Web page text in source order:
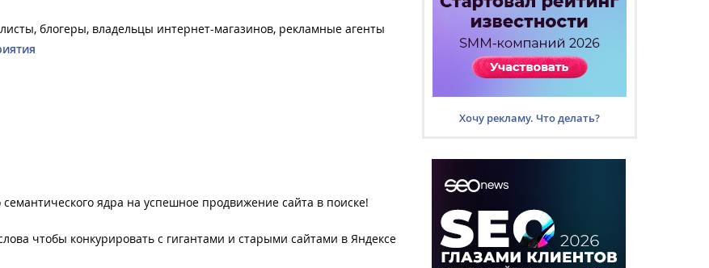
блогеры, владельцы интернет-магазинов, рекламные агенты
ядра на успешное продвижение сайта в поиске!
чтобы конкурировать с гигантами и старыми сайтами в Яндексе
Хочу рекламу. Что делать?